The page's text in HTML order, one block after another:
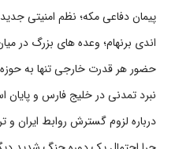
پیمان دفاعی مکه؛ نظم امنیتی
اندی برنهام؛ وعده های بزرگ در
حضور هر قدرت خارجی تنها به
نبرد تمدنی در خلیج فارس و پایان
درباره لزوم گسترش روابط ایران و